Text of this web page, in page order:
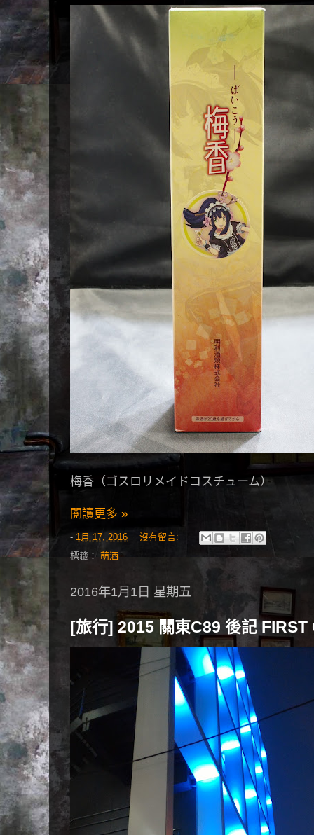
梅香（ゴスロリメイドコスチューム）
閱讀更多 »
- 1月 17, 2016
沒有留言:
標籤： 萌酒
2016年1月1日 星期五
[旅行] 2015 關東C89 後記